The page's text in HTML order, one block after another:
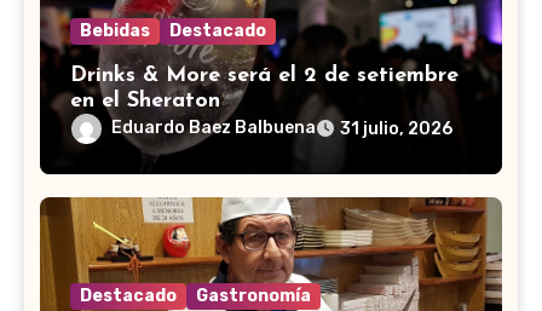
Bebidas Destacado
Drinks & More será el 2 de setiembre
en el Sheraton
Eduardo Baez Balbuena 31 julio, 2026
Destacado Gastronomía